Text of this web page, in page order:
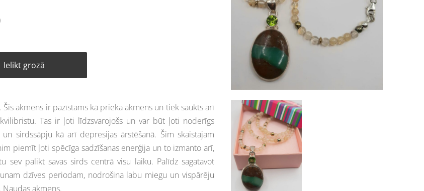
Ielikt grozā
Šis akmens ir pazīstams kā prieka akmens un tiek saukts arī
Tas ir ļoti līdzsvarojošs un var būt ļoti noderīgs
un sirdssāpju kā arī depresijas ārstēšanā. Šim skaistajam
piemīt ļoti spēcīga sadzīšanas enerģija un to izmanto arī,
sev palikt savas sirds centrā visu laiku. Palīdz sagatavot
dzīves periodam, nodrošina labu miegu un vispārēju
akmens.